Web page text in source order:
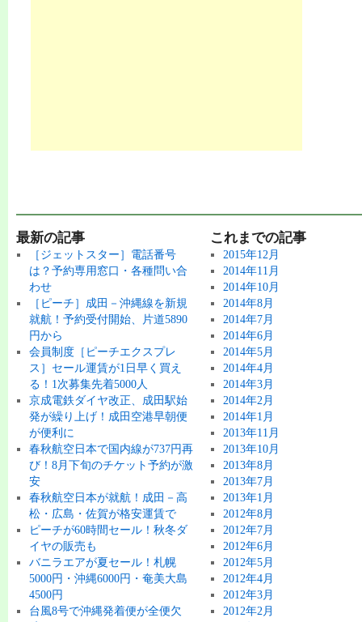
最新の記事
［ジェットスター］電話番号
は？予約専用窓口・各種問い合
わせ
［ピーチ］成田－沖縄線を新規
就航！予約受付開始、片道5890
円から
会員制度［ピーチエクスプレ
ス］セール運賃が1日早く買え
る！1次募集先着5000人
京成電鉄ダイヤ改正、成田駅始
発が繰り上げ！成田空港早朝便
が便利に
春秋航空日本で国内線が737円再
び！8月下旬のチケット予約が激
安
春秋航空日本が就航！成田－高
松・広島・佐賀が格安運賃で
ピーチが60時間セール！秋冬ダ
イヤの販売も
バニラエアが夏セール！札幌
5000円・沖縄6000円・奄美大島
4500円
台風8号で沖縄発着便が全便欠
これまでの記事
2015年12月
2014年11月
2014年10月
2014年8月
2014年7月
2014年6月
2014年5月
2014年4月
2014年3月
2014年2月
2014年1月
2013年11月
2013年10月
2013年8月
2013年7月
2013年1月
2012年8月
2012年7月
2012年6月
2012年5月
2012年4月
2012年3月
2012年2月